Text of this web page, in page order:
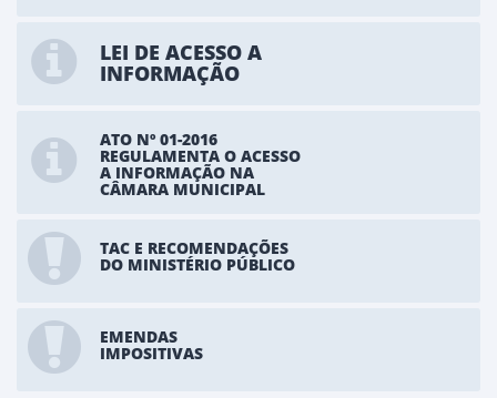
LEI DE ACESSO A
INFORMAÇÃO
ATO Nº 01-2016
REGULAMENTA O ACESSO
A INFORMAÇÃO NA
CÂMARA MUNICIPAL
TAC E RECOMENDAÇÕES
DO MINISTÉRIO PÚBLICO
EMENDAS
IMPOSITIVAS